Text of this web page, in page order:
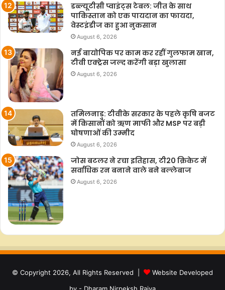
डब्ल्यूटीसी प्वाइंट्स टेबल: जीत के साथ
पाकिस्तान को एक पायदान का फायदा,
वेस्टइंडीज का हुआ नुकसान
August 6, 2026
नई बायोपिक पर काम कर रहीं गुलफाम खान,
टीवी एक्ट्रेस जल्द करेंगी बड़ा खुलासा
August 6, 2026
तमिलनाडु: टीवीके सरकार के पहले कृषि बजट
में किसानों को ऋण माफी और MSP पर बड़ी
घोषणाओं की उम्मीद
August 6, 2026
जोस बटलर ने रचा इतिहास, टी20 क्रिकेट में
सर्वाधिक रन बनाने वाले बने बल्लेबाज
August 6, 2026
© Copyright 2026, All Rights Reserved |
Website Developed